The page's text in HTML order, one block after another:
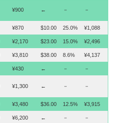
¥900 ← － －
¥870 $10.00 25.0% ¥1,088
¥2,170 $23.00 15.0% ¥2,496
¥3,810 $38.00 8.6% ¥4,137
¥430 ← － －
¥1,300 ← － －
¥3,480 $36.00 12.5% ¥3,915
¥6,200 ← － －